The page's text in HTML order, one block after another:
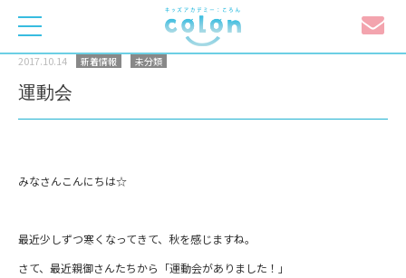
toggle
navigation
2017.10.14 新着情報 未分類
運動会
みなさんこんにちは☆
最近少しずつ寒くなってきて、秋を感じますね。
さて、最近親御さんたちから「運動会がありました！」